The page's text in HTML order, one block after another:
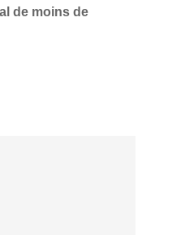
de moins de